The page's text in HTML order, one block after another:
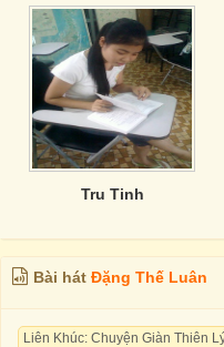
Tru Tinh
Bài hát Đặng Thế Luân
Liên Khúc: Chuyện Giàn Thiên